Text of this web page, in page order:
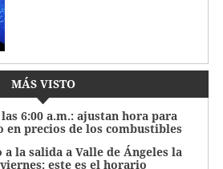
MÁS VISTO
6:00 a.m.: ajustan hora para
en precios de los combustibles
a la salida a Valle de Ángeles la
este es el horario